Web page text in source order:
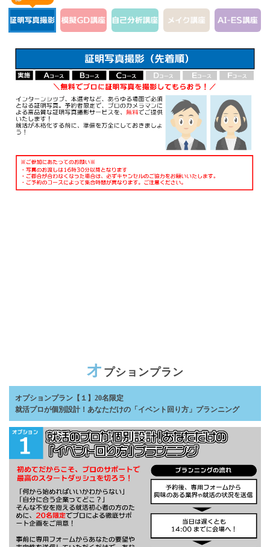
オ プションプラン
オプションプラン【１】20名限定
就活プロが個別設計！あなただけの「イベント回り方」プランニング